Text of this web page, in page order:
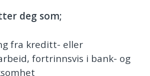
deg som;
fra kreditt- eller
fortrinnsvis i bank- og